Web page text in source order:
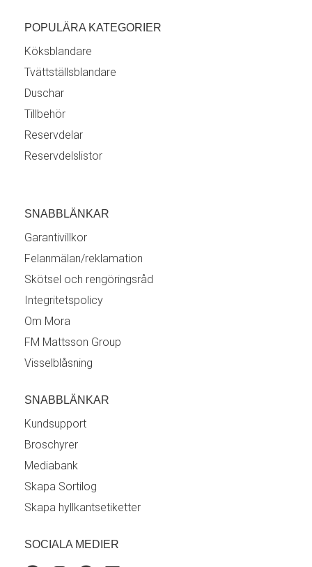
POPULÄRA KATEGORIER
Köksblandare
Tvättställsblandare
Duschar
Tillbehör
Reservdelar
Reservdelslistor
SNABBLÄNKAR
Garantivillkor
Felanmälan/reklamation
Skötsel och rengöringsråd
Integritetspolicy
Om Mora
FM Mattsson Group
Visselblåsning
SNABBLÄNKAR
Kundsupport
Broschyrer
Mediabank
Skapa Sortilog
Skapa hyllkantsetiketter
SOCIALA MEDIER